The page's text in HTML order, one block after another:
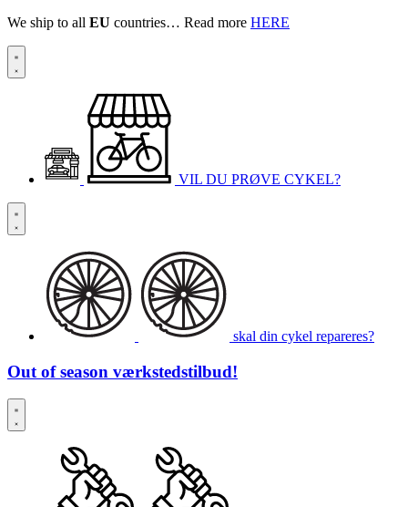
We ship to all EU countries… Read more HERE
VIL DU PRØVE CYKEL?
skal din cykel repareres?
Out of season værkstedstilbud!